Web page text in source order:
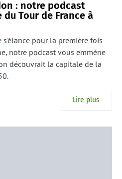
: notre podcast
Tour de France à
s'élance pour la première fois
notre podcast vous emmène
découvrait la capitale de la
Lire plus